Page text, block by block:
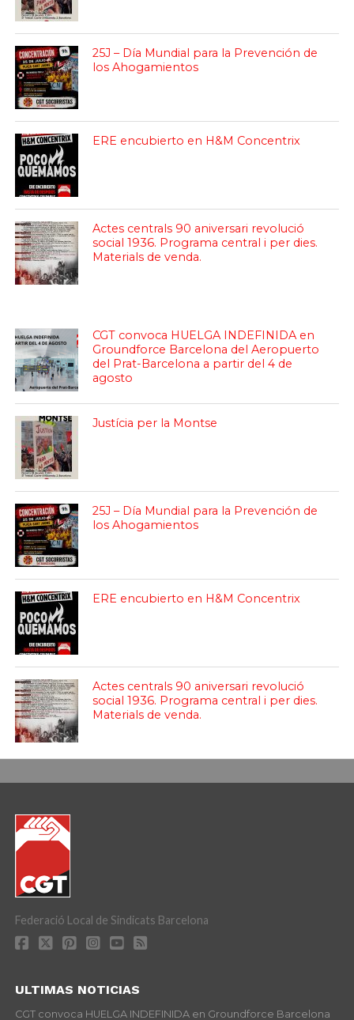
25J – Día Mundial para la Prevención de
los Ahogamientos
ERE encubierto en H&M Concentrix
Actes centrals 90 aniversari revolució
social 1936. Programa central i per dies.
Materials de venda.
CGT convoca HUELGA INDEFINIDA en
Groundforce Barcelona del Aeropuerto
del Prat-Barcelona a partir del 4 de
agosto
Justícia per la Montse
25J – Día Mundial para la Prevención de
los Ahogamientos
ERE encubierto en H&M Concentrix
Actes centrals 90 aniversari revolució
social 1936. Programa central i per dies.
Materials de venda.
Federació Local de Sindicats Barcelona
ULTIMAS NOTICIAS
CGT convoca HUELGA INDEFINIDA en Groundforce Barcelona